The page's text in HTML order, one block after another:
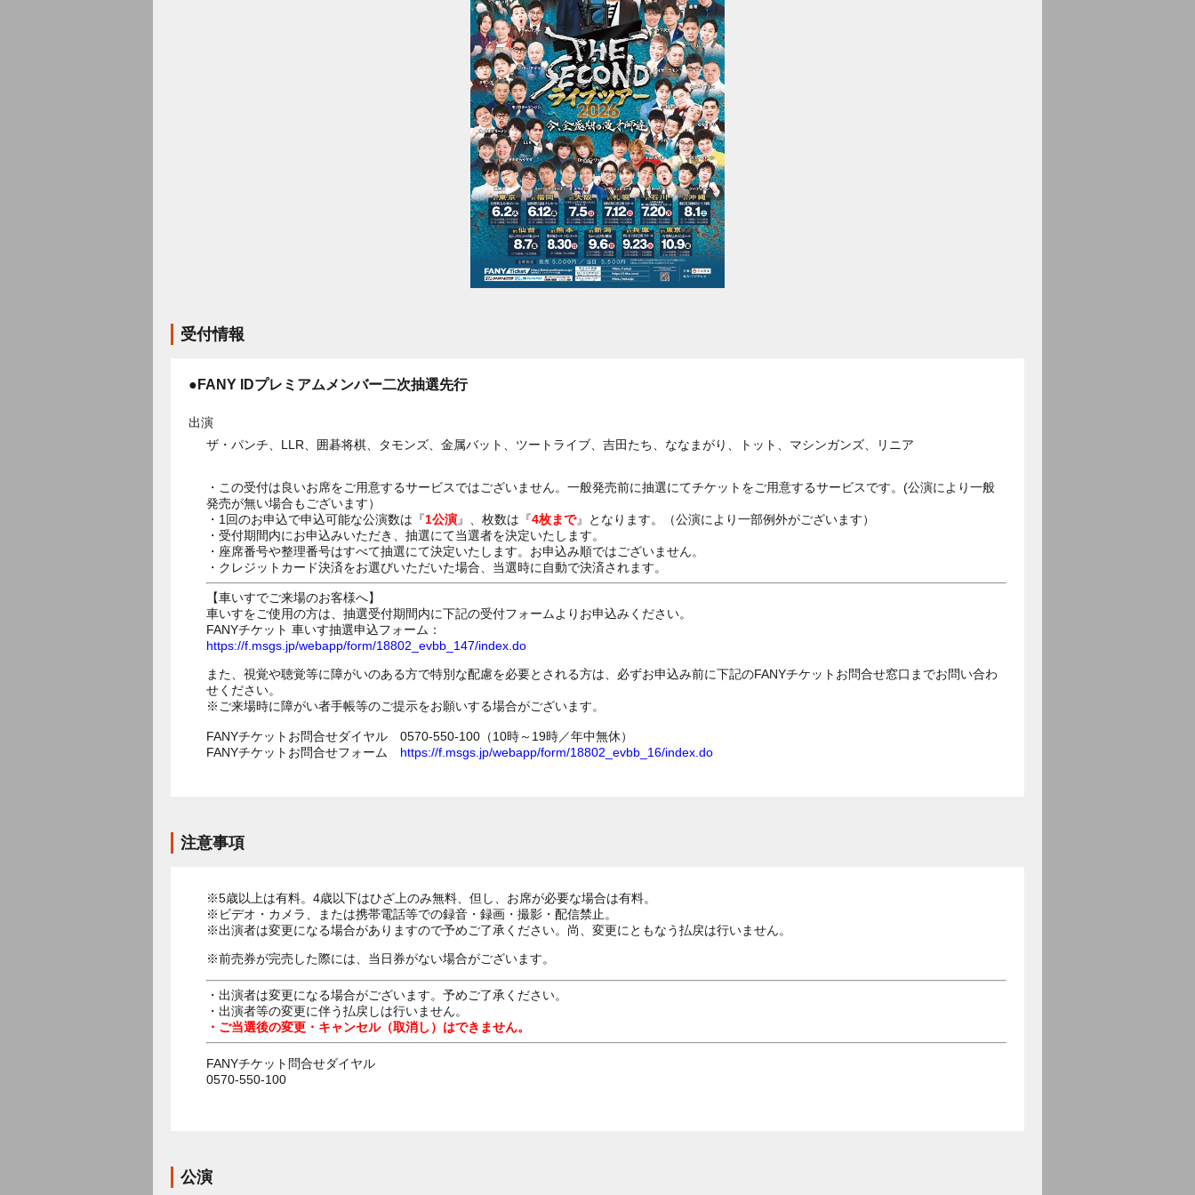
受付情報
●FANY IDプレミアムメンバー二次抽選先行
出演
ザ・パンチ、LLR、囲碁将棋、タモンズ、金属バット、ツートライブ、吉田たち、ななまがり、トット、マシンガンズ、リニア
・この受付は良いお席をご用意するサービスではございません。一般発売前に抽選にてチケットをご用意するサービスです。(公演により一般
発売が無い場合もございます）
・1回のお申込で申込可能な公演数は『1公演』、枚数は『4枚まで』となります。（公演により一部例外がございます）
・受付期間内にお申込みいただき、抽選にて当選者を決定いたします。
・座席番号や整理番号はすべて抽選にて決定いたします。お申込み順ではございません。
・クレジットカード決済をお選びいただいた場合、当選時に自動で決済されます。
【車いすでご来場のお客様へ】
車いすをご使用の方は、抽選受付期間内に下記の受付フォームよりお申込みください。
FANYチケット 車いす抽選申込フォーム：
https://f.msgs.jp/webapp/form/18802_evbb_147/index.do
また、視覚や聴覚等に障がいのある方で特別な配慮を必要とされる方は、必ずお申込み前に下記のFANYチケットお問合せ窓口までお問い合わ
せください。
※ご来場時に障がい者手帳等のご提示をお願いする場合がございます。
FANYチケットお問合せダイヤル 0570-550-100（10時～19時／年中無休）
FANYチケットお問合せフォーム https://f.msgs.jp/webapp/form/18802_evbb_16/index.do
注意事項
※5歳以上は有料。4歳以下はひざ上のみ無料、但し、お席が必要な場合は有料。
※ビデオ・カメラ、または携帯電話等での録音・録画・撮影・配信禁止。
※出演者は変更になる場合がありますので予めご了承ください。尚、変更にともなう払戻は行いません。
※前売券が完売した際には、当日券がない場合がございます。
・出演者は変更になる場合がございます。予めご了承ください。
・出演者等の変更に伴う払戻しは行いません。
・ご当選後の変更・キャンセル（取消し）はできません。
FANYチケット問合せダイヤル
0570-550-100
公演